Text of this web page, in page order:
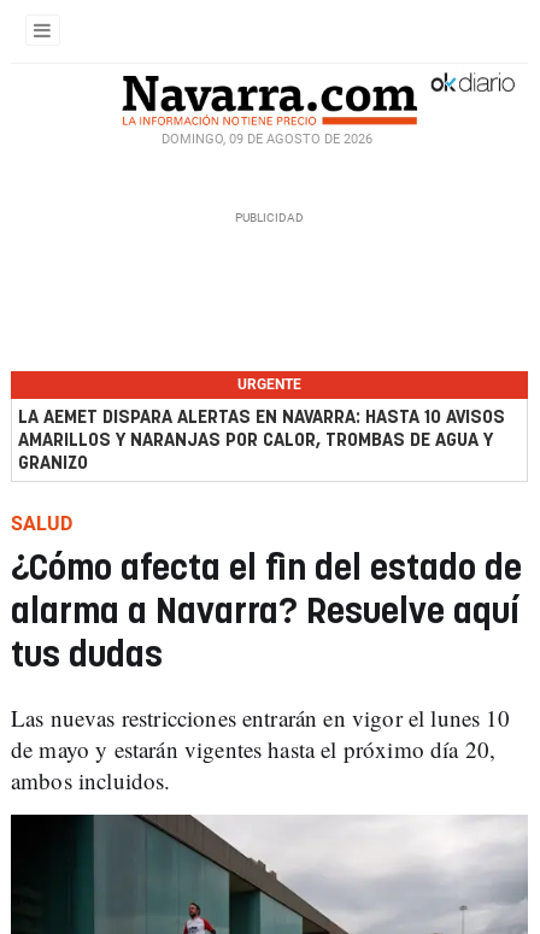
DOMINGO, 09 DE AGOSTO DE 2026
URGENTE
LA AEMET DISPARA ALERTAS EN NAVARRA: HASTA 10 AVISOS
AMARILLOS Y NARANJAS POR CALOR, TROMBAS DE AGUA Y
GRANIZO
SALUD
¿Cómo afecta el fin del estado de
alarma a Navarra? Resuelve aquí
tus dudas
Las nuevas restricciones entrarán en vigor el lunes 10
de mayo y estarán vigentes hasta el próximo día 20,
ambos incluidos.